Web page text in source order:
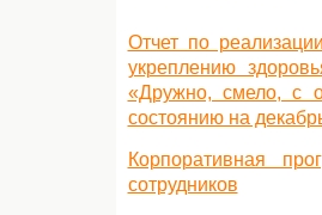
Отчет по
укреплению
«Дружно, смело, с
состоянию на
Корпоративная
сотрудников